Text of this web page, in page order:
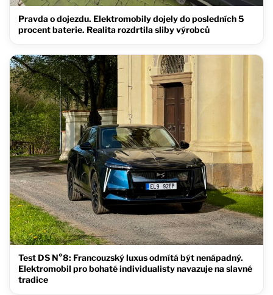
Pravda o dojezdu. Elektromobily dojely do posledních 5
procent baterie. Realita rozdrtila sliby výrobců
Test DS N°8: Francouzský luxus odmítá být nenápadný.
Elektromobil pro bohaté individualisty navazuje na slavné
tradice